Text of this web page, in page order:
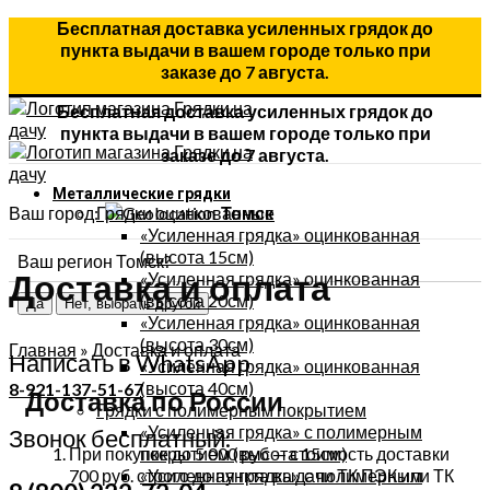
Бесплатная доставка усиленных грядок до
пункта выдачи в вашем городе только при
заказе до 7 августа.
Бесплатная доставка усиленных грядок до
пункта выдачи в вашем городе только при
заказе до 7 августа.
Ваш город: Томск
Ваш регион Томск?
Да Нет, выбрать другой
Написать в WhatsApp
8-921-137-51-67
Звонок бесплатный:
Металлические грядки
Грядки оцинкованные
«Усиленная грядка» оцинкованная
(высота 15см)
«Усиленная грядка» оцинкованная
(высота 20см)
«Усиленная грядка» оцинкованная
(высота 30см)
«Усиленная грядка» оцинкованная
(высота 40см)
Грядки с полимерным покрытием
«Усиленная грядка» с полимерным
покрытием (высота 15см)
«Усиленная грядка» с полимерным
Доставка и оплата
Главная » Доставка и оплата
Доставка по России
При покупке до 5 000 руб — стоимость доставки
700 руб. строго до пункта выдачи ТК ПЭК или ТК